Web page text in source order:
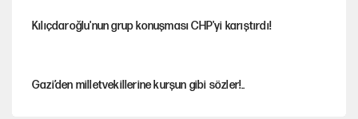
Kılıçdaroğlu'nun grup konuşması CHP'yi karıştırdı!
Gazi’den milletvekillerine kurşun gibi sözler!..